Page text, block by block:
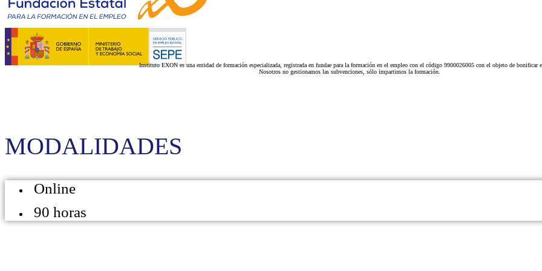
Instituto EXON es una entidad de formación especializada, registrada en fundae para la formación en el empleo con el código 9900026005 con el objeto de bonificar
Nosotros no gestionamos las subvenciones, sólo impartimos la formación.
MODALIDADES
Online
90 horas